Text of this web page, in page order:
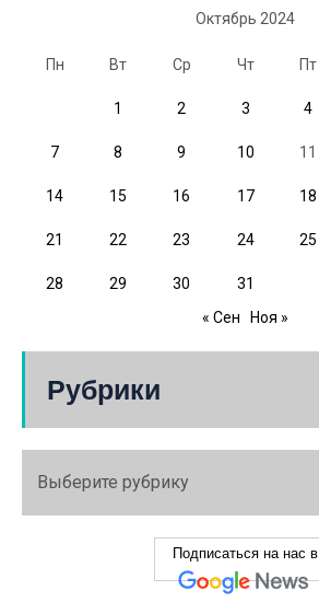
Октябрь 2024
Пн Вт Ср Чт Пт
1 2 3 4
7 8 9 10 11
14 15 16 17 18
21 22 23 24 25
28 29 30
31
« Сен
Ноя »
Рубрики
Подписаться на нас в